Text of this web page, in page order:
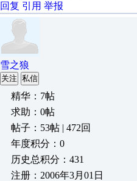
回复 引用 举报
雪之狼
关注 私信
精华：7帖
求助：0帖
帖子：53帖 | 472回
年度积分：0
历史总积分：431
注册：2006年3月01日